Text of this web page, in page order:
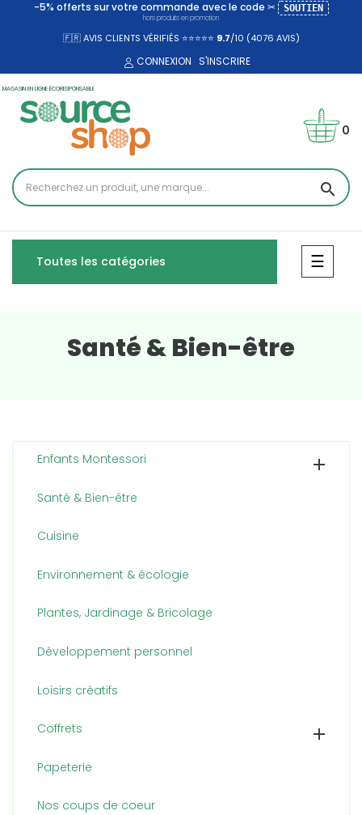
-5% offerts sur votre commande avec le code ✂ SOUTIEN
hors produits en promotion
🇫🇷 AVIS CLIENTS VÉRIFIÉS ⭐⭐⭐⭐⭐ 9.7/10 (4076 AVIS)
CONNEXION S'INSCRIRE
MAGASIN EN LIGNE ÉCORESPONSABLE
search
0
Toutes les catégories ☰
Santé & Bien-être
Enfants Montessori 
Santé & Bien-être
Cuisine
Environnement & écologie
Plantes, Jardinage & Bricolage
Développement personnel
Loisirs créatifs
Coffrets 
Papeterie
Nos coups de coeur